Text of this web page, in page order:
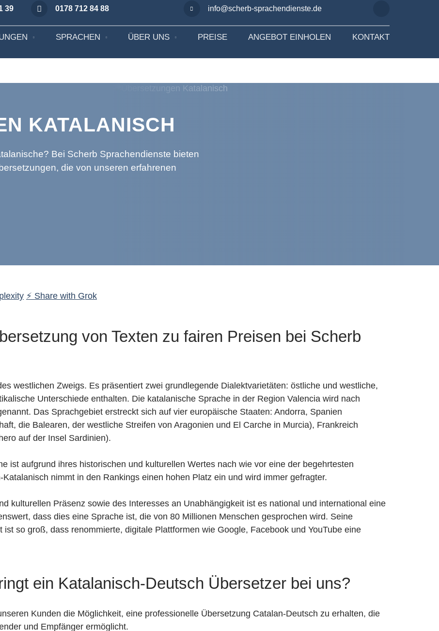
39 0178 712 84 88 info@scherb-sprachendienste.de
SPRACHEN ÜBER UNS PREISE ANGEBOT EINHOLEN KONTAKT
KATALANISCH
Bei Scherb Sprachendienste bieten
die von unseren erfahrenen
⚡ Share with Grok
von Texten zu fairen Preisen bei Scherb
westlichen Zweigs. Es präsentiert zwei grundlegende Dialektvarietäten: östliche und westliche,
Unterschiede enthalten. Die katalanische Sprache in der Region Valencia wird nach
Das Sprachgebiet erstreckt sich auf vier europäische Staaten: Andorra, Spanien
die Balearen, der westliche Streifen von Aragonien und El Carche in Murcia), Frankreich
auf der Insel Sardinien).
ist aufgrund ihres historischen und kulturellen Wertes nach wie vor eine der begehrtesten
nimmt in den Rankings einen hohen Platz ein und wird immer gefragter.
kulturellen Präsenz sowie des Interesses an Unabhängigkeit ist es national und international eine
dass dies eine Sprache ist, die von 80 Millionen Menschen gesprochen wird. Seine
so groß, dass renommierte, digitale Plattformen wie Google, Facebook und YouTube eine
ein Katalanisch-Deutsch Übersetzer bei uns?
Kunden die Möglichkeit, eine professionelle Übersetzung Catalan-Deutsch zu erhalten, die
und Empfänger ermöglicht.